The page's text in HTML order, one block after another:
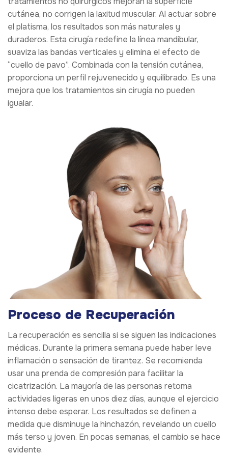
cutánea, no corrigen la laxitud muscular. Al actuar sobre
el platisma, los resultados son más naturales y
duraderos. Esta cirugía redefine la línea mandibular,
suaviza las bandas verticales y elimina el efecto de
“cuello de pavo”. Combinada con la tensión cutánea,
proporciona un perfil rejuvenecido y equilibrado. Es una
mejora que los tratamientos sin cirugía no pueden
igualar.
Proceso de Recuperación
La recuperación es sencilla si se siguen las indicaciones
médicas. Durante la primera semana puede haber leve
inflamación o sensación de tirantez. Se recomienda
usar una prenda de compresión para facilitar la
cicatrización. La mayoría de las personas retoma
actividades ligeras en unos diez días, aunque el ejercicio
intenso debe esperar. Los resultados se definen a
medida que disminuye la hinchazón, revelando un cuello
más terso y joven. En pocas semanas, el cambio se hace
evidente.